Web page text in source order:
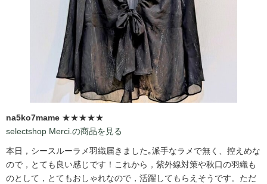
na5ko7mame ★★★★★
selectshop Merci.の商品を見る
本日，シースルーラメ羽織届きました｡派手なラメで無く、控えめな
ので，とても良い感じです！これから，紫外線対策や秋口の羽織も
のとして，とてもおしゃれなので，活躍してもらえそうです。ただ